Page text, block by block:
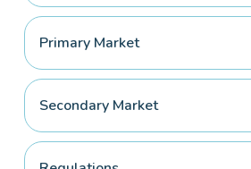
Primary Market
Secondary Market